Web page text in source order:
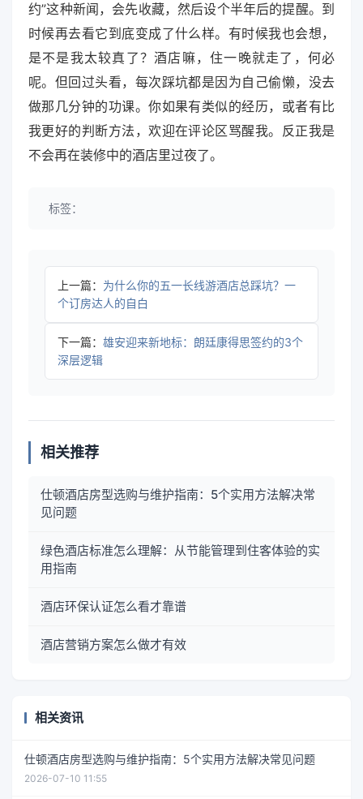
约”这种新闻，会先收藏，然后设个半年后的提醒。到
时候再去看它到底变成了什么样。有时候我也会想，
是不是我太较真了？酒店嘛，住一晚就走了，何必
呢。但回过头看，每次踩坑都是因为自己偷懒，没去
做那几分钟的功课。你如果有类似的经历，或者有比
我更好的判断方法，欢迎在评论区骂醒我。反正我是
不会再在装修中的酒店里过夜了。
标签：
上一篇： 为什么你的五一长线游酒店总踩坑？一
个订房达人的自白
下一篇： 雄安迎来新地标：朗廷康得思签约的3个
深层逻辑
相关推荐
仕顿酒店房型选购与维护指南：5个实用方法解决常
见问题
绿色酒店标准怎么理解：从节能管理到住客体验的实
用指南
酒店环保认证怎么看才靠谱
酒店营销方案怎么做才有效
相关资讯
仕顿酒店房型选购与维护指南：5个实用方法解决常见问题
2026-07-10 11:55